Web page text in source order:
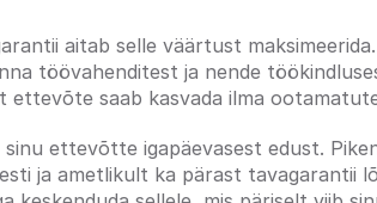
aitab selle väärtust maksimeerida.
töövahenditest ja nende
saab kasvada ilma
ettevõtte igapäevasest edust.
ja ametlikult ka pärast tavagarantii